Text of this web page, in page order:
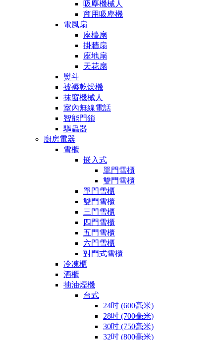
吸塵機械人
商用吸塵機
電風扇
座檯扇
掛牆扇
座地扇
天花扇
熨斗
被褥乾燥機
抹窗機械人
室內無線電話
智能門鎖
驅蟲器
廚房電器
雪櫃
嵌入式
單門雪櫃
雙門雪櫃
單門雪櫃
雙門雪櫃
三門雪櫃
四門雪櫃
五門雪櫃
六門雪櫃
對門式雪櫃
冷凍櫃
酒櫃
抽油煙機
台式
24吋 (600毫米)
28吋 (700毫米)
30吋 (750毫米)
32吋 (800毫米)